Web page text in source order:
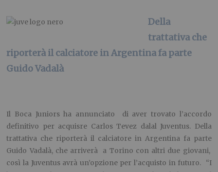
Della
trattativa che
riporterà il calciatore in Argentina fa parte
Guido Vadalà
Il Boca Juniors ha annunciato di aver trovato l’accordo
definitivo per acquisre Carlos Tevez dalal Juventus. Della
trattativa che riporterà il calciatore in Argentina fa parte
Guido Vadalà, che arriverà a Torino con altri due giovani,
così la Juventus avrà un’opzione per l’acquisto in futuro. “I